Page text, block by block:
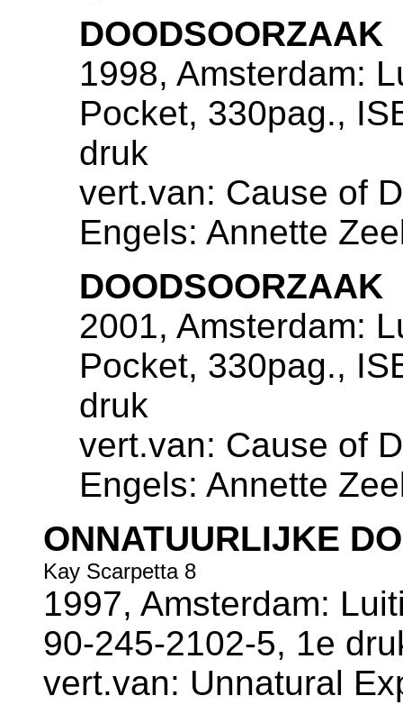
DOODSOORZAAK
1998, Amsterdam:
Pocket, 330pag.,
druk
vert.van: Cause of
Engels: Annette
DOODSOORZAAK
2001, Amsterdam:
Pocket, 330pag.,
druk
vert.van: Cause of
Engels: Annette
ONNATUURLIJKE
Kay Scarpetta 8
1997, Amsterdam:
90-245-2102-5, 1e
vert.van: Unnatural